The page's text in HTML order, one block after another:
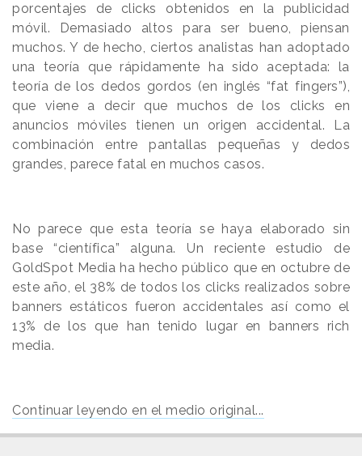
porcentajes de clicks obtenidos en la publicidad
móvil. Demasiado altos para ser bueno, piensan
muchos. Y de hecho, ciertos analistas han adoptado
una teoría que rápidamente ha sido aceptada: la
teoría de los dedos gordos (en inglés “fat fingers”),
que viene a decir que muchos de los clicks en
anuncios móviles tienen un origen accidental. La
combinación entre pantallas pequeñas y dedos
grandes, parece fatal en muchos casos.
No parece que esta teoría se haya elaborado sin
base “científica” alguna. Un reciente estudio de
GoldSpot Media ha hecho público que en octubre de
este año, el 38% de todos los clicks realizados sobre
banners estáticos fueron accidentales así como el
13% de los que han tenido lugar en banners rich
media.
Continuar leyendo en el medio original...